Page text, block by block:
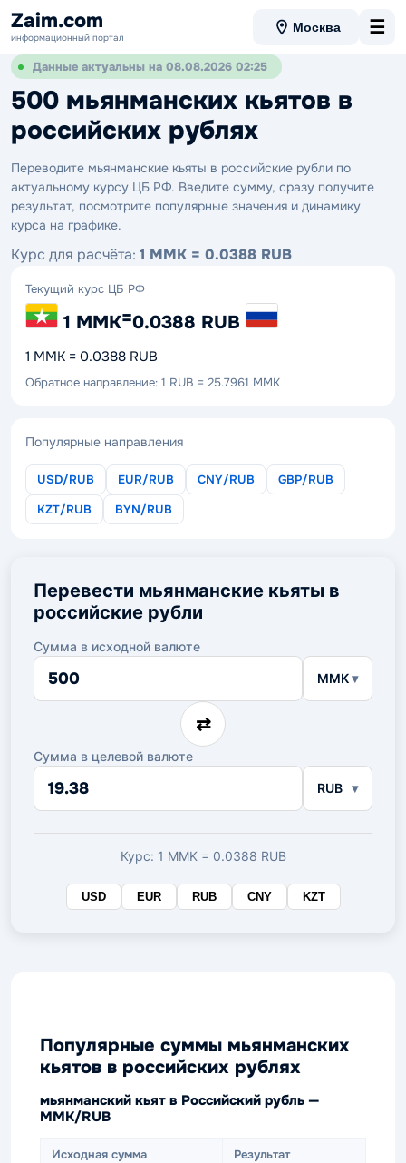
Zaim.com
информационный портал
Москва ☰
Данные актуальны на 08.08.2026 02:25
500 мьянманских кьятов в
российских рублях
Переводите мьянманские кьяты в российские рубли по
актуальному курсу ЦБ РФ. Введите сумму, сразу получите
результат, посмотрите популярные значения и динамику
курса на графике.
Курс для расчёта: 1 MMK = 0.0388 RUB
Текущий курс ЦБ РФ
1 MMK=0.0388 RUB
1 MMK = 0.0388 RUB
Обратное направление: 1 RUB = 25.7961 MMK
Популярные направления
USD/RUB EUR/RUB CNY/RUB
GBP/RUB
KZT/RUB
BYN/RUB
Перевести мьянманские кьяты в
российские рубли
Сумма в исходной валюте
Сумма
исходной
MMK
⇄
Сумма в целевой валюте
Сумма
целевой
валюте
RUB
Курс: 1 MMK = 0.0388 RUB
USD EUR RUB CNY KZT
Популярные суммы мьянманских
кьятов в российских рублях
мьянманский кьят в Российский рубль —
MMK/RUB
Исходная сумма Результат